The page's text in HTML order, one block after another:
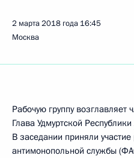
2 марта 2018 года 16:45
Москва
Рабочую группу возглавляет
Глава Удмуртской Республики
В заседании приняли
антимонопольной службы